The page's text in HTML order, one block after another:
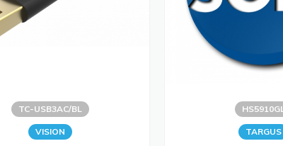
TC-USB3AC/BL
VISION
HS5910GL
TARGUS